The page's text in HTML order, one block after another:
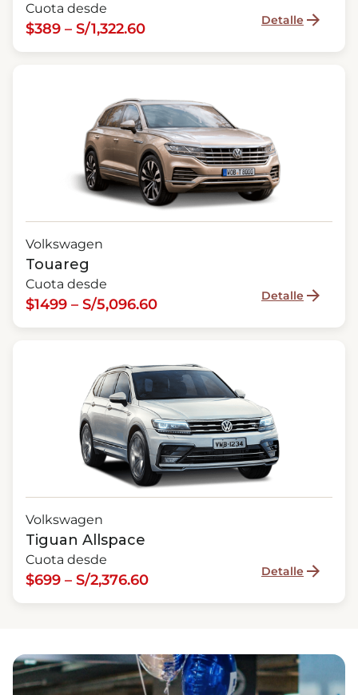
Cuota desde
$389 – S/1,322.60 Detalle
Volkswagen
Touareg
Cuota desde
$1499 – S/5,096.60 Detalle
Volkswagen
Tiguan Allspace
Cuota desde
$699 – S/2,376.60 Detalle